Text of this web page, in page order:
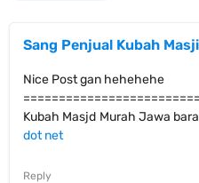
Sang Penjual Kubah
Nice Post gan hehehehe
Kubah Masjd Murah Jawa
dot net
Reply